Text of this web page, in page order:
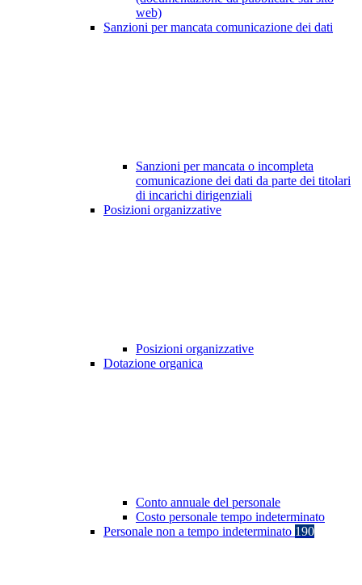
web)
Sanzioni per mancata comunicazione dei dati
Sanzioni per mancata o incompleta
comunicazione dei dati da parte dei titolari
di incarichi dirigenziali
Posizioni organizzative
Posizioni organizzative
Dotazione organica
Conto annuale del personale
Costo personale tempo indeterminato
Personale non a tempo indeterminato 190